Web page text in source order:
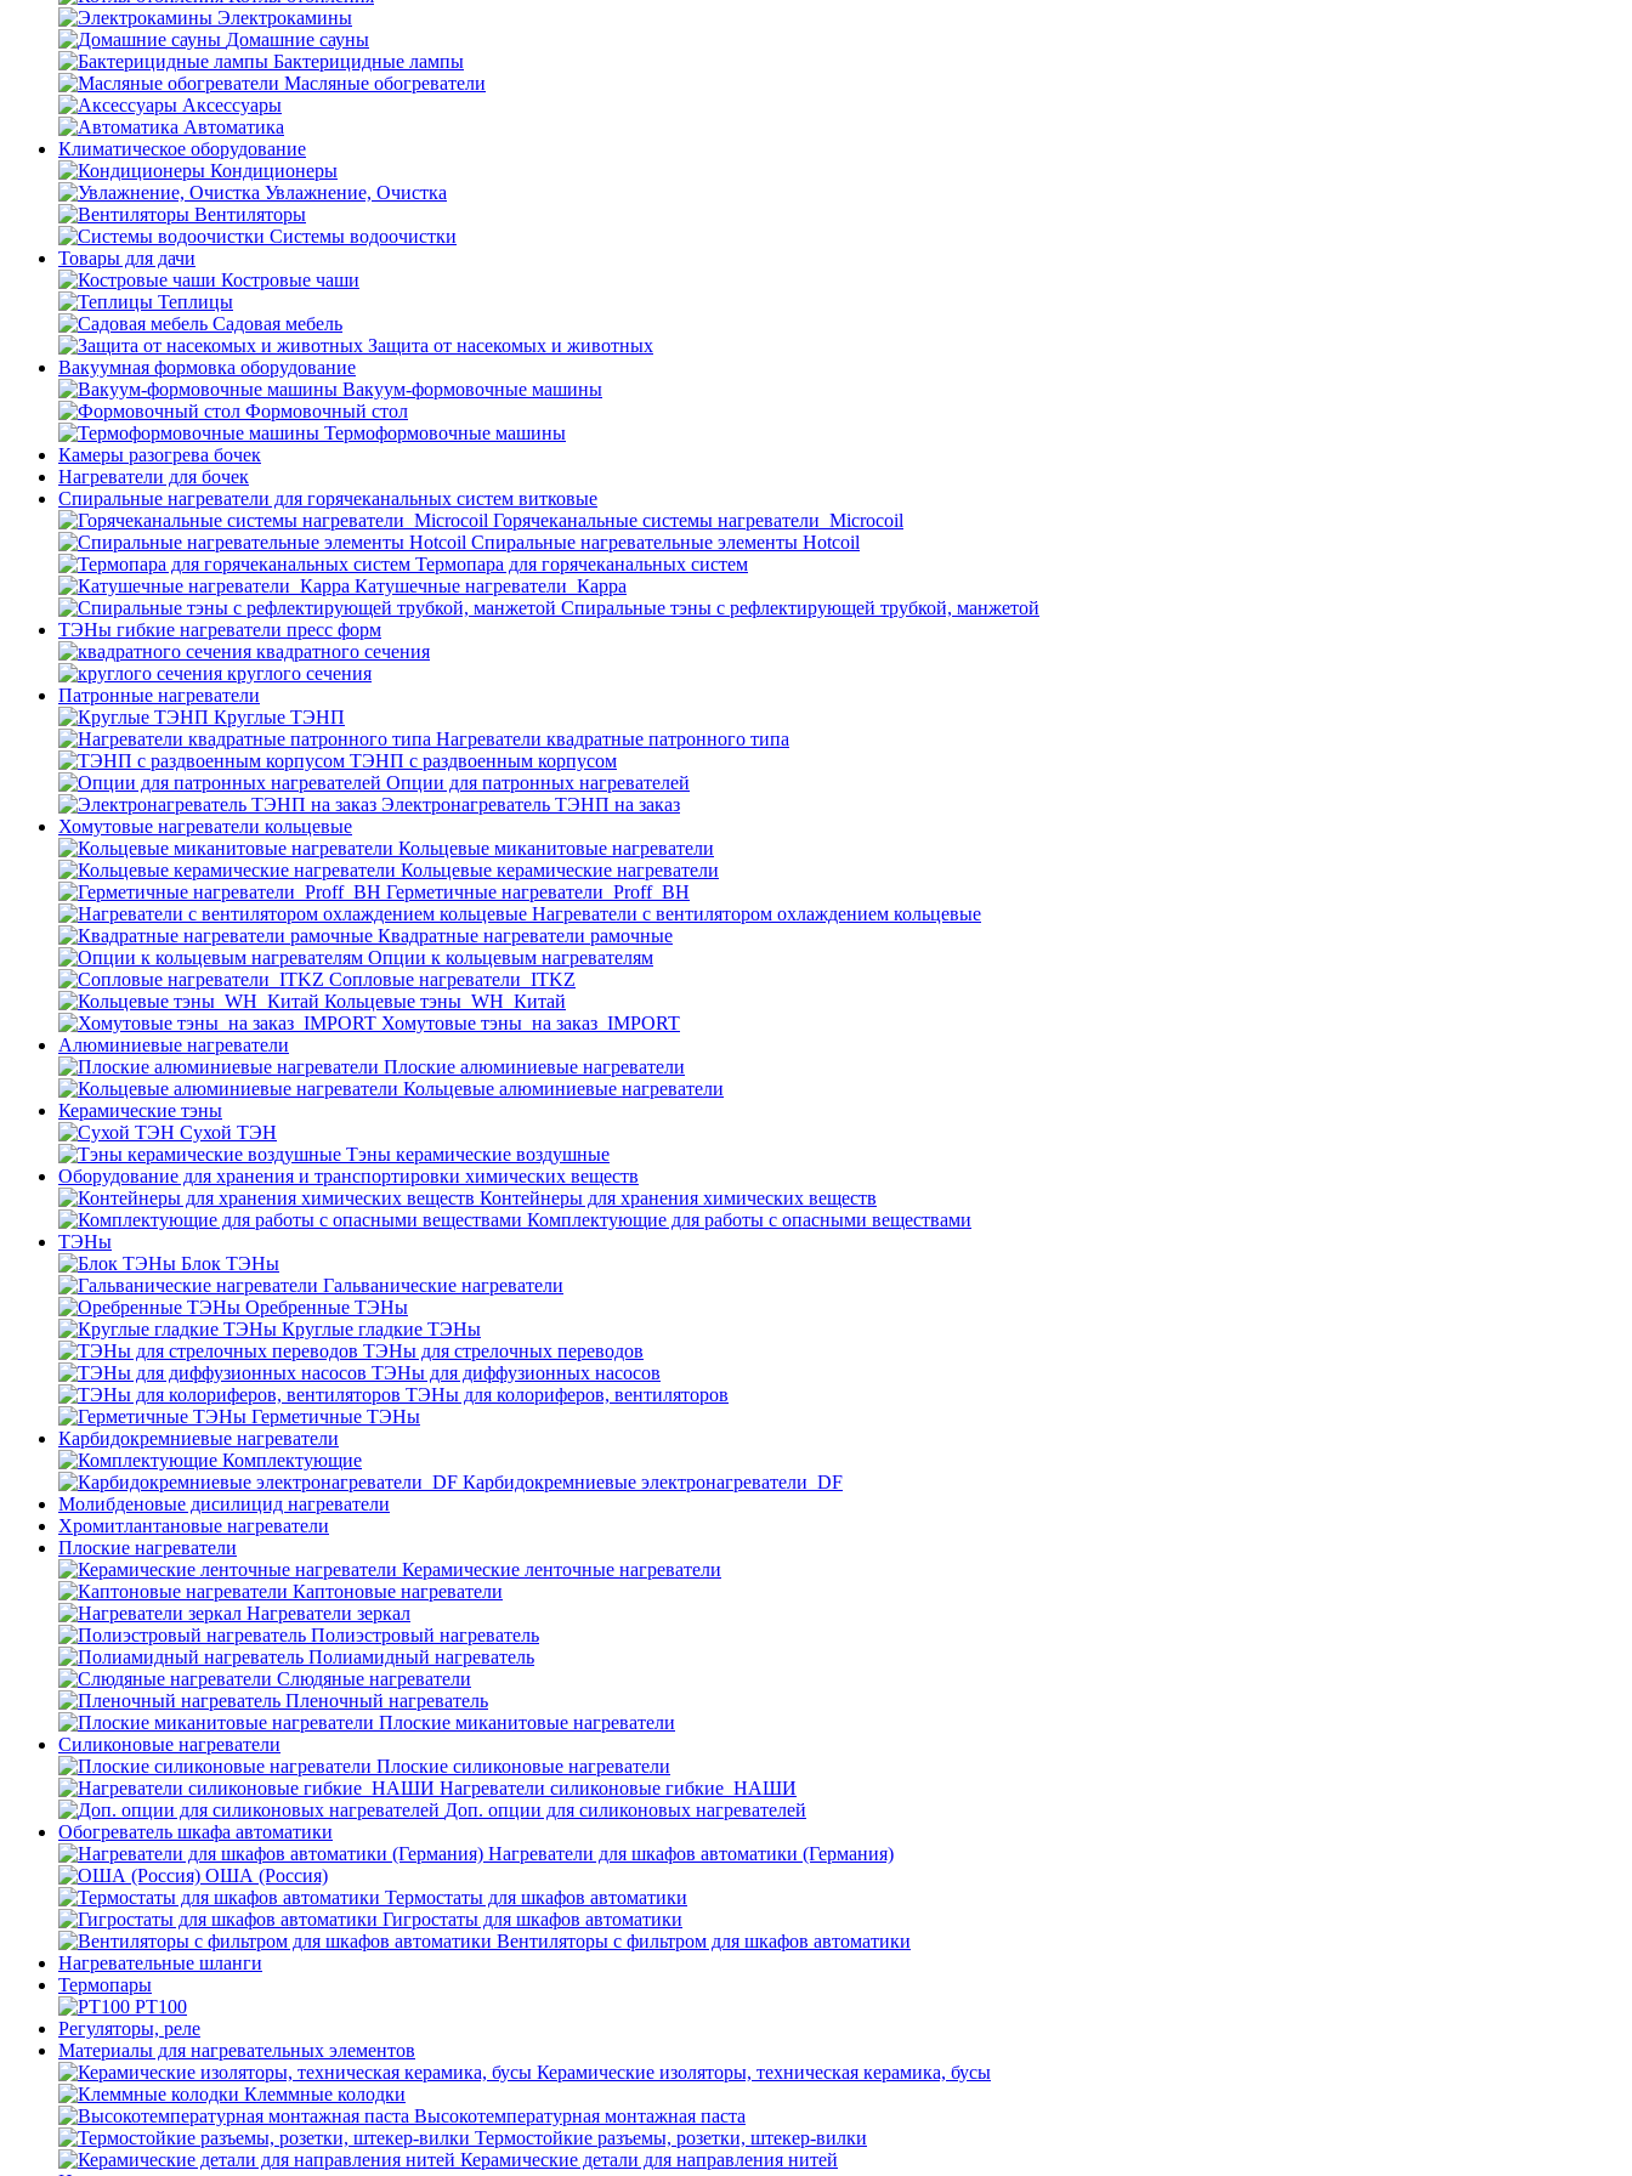
Электрокамины
Домашние сауны
Бактерицидные лампы
Масляные обогреватели
Аксессуары
Автоматика
Климатическое оборудование
Кондиционеры
Увлажнение, Очистка
Вентиляторы
Системы водоочистки
Товары для дачи
Костровые чаши
Теплицы
Садовая мебель
Защита от насекомых и животных
Вакуумная формовка оборудование
Вакуум-формовочные машины
Формовочный стол
Термоформовочные машины
Камеры разогрева бочек
Нагреватели для бочек
Спиральные нагреватели для горячеканальных систем витковые
Горячеканальные системы нагреватели_Microcoil
Спиральные нагревательные элементы Hotcoil
Термопара для горячеканальных систем
Катушечные нагреватели_Карра
Спиральные тэны с рефлектирующей трубкой, манжетой
ТЭНы гибкие нагреватели пресс форм
квадратного сечения
круглого сечения
Патронные нагреватели
Круглые ТЭНП
Нагреватели квадратные патронного типа
ТЭНП с раздвоенным корпусом
Опции для патронных нагревателей
Электронагреватель ТЭНП на заказ
Хомутовые нагреватели кольцевые
Кольцевые миканитовые нагреватели
Кольцевые керамические нагреватели
Герметичные нагреватели_Proff_BH
Нагреватели с вентилятором охлаждением кольцевые
Квадратные нагреватели рамочные
Опции к кольцевым нагревателям
Cопловые нагреватели_ITKZ
Кольцевые тэны_WH_Китай
Хомутовые тэны_на заказ_IMPORT
Алюминиевые нагреватели
Плоские алюминиевые нагреватели
Кольцевые алюминиевые нагреватели
Керамические тэны
Сухой ТЭН
Тэны керамические воздушные
Оборудование для хранения и транспортировки химических веществ
Контейнеры для хранения химических веществ
Комплектующие для работы с опасными веществами
ТЭНы
Блок ТЭНы
Гальванические нагреватели
Оребренные ТЭНы
Круглые гладкие ТЭНы
ТЭНы для стрелочных переводов
ТЭНы для диффузионных насосов
ТЭНы для колориферов, вентиляторов
Герметичные ТЭНы
Карбидокремниевые нагреватели
Комплектующие
Карбидокремниевые электронагреватели_DF
Молибденовые дисилицид нагреватели
Хромитлантановые нагреватели
Плоские нагреватели
Керамические ленточные нагреватели
Каптоновые нагреватели
Нагреватели зеркал
Полиэстровый нагреватель
Полиамидный нагреватель
Слюдяные нагреватели
Пленочный нагреватель
Плоские миканитовые нагреватели
Силиконовые нагреватели
Плоские силиконовые нагреватели
Нагреватели силиконовые гибкие_НАШИ
Доп. опции для силиконовых нагревателей
Обогреватель шкафа автоматики
Нагреватели для шкафов автоматики (Германия)
ОША (Россия)
Термостаты для шкафов автоматики
Гигростаты для шкафов автоматики
Вентиляторы с фильтром для шкафов автоматики
Нагревательные шланги
Термопары
PT100
Регуляторы, реле
Материалы для нагревательных элементов
Керамические изоляторы, техническая керамика, бусы
Клеммные колодки
Высокотемпературная монтажная паста
Термостойкие разъемы, розетки, штекер-вилки
Керамические детали для направления нитей